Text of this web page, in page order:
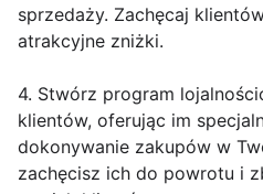
sprzedaży. Zachęcaj
atrakcyjne zniżki.
4. Stwórz program
klientów, oferując im
dokonywanie zakupów w
zachęcisz ich do powrotu i